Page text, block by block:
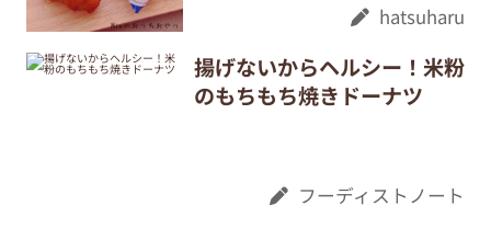
hatsuharu
揚げないからヘルシー！米粉
のもちもち焼きドーナツ
フーディストノート